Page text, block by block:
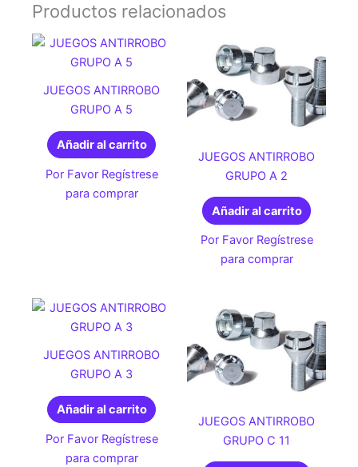
Productos relacionados
JUEGOS ANTIRROBO
GRUPO A 5
Añadir al carrito
Por Favor Regístrese
para comprar
JUEGOS ANTIRROBO
GRUPO A 2
Añadir al carrito
Por Favor Regístrese
para comprar
JUEGOS ANTIRROBO
GRUPO A 3
Añadir al carrito
Por Favor Regístrese
para comprar
JUEGOS ANTIRROBO
GRUPO C 11